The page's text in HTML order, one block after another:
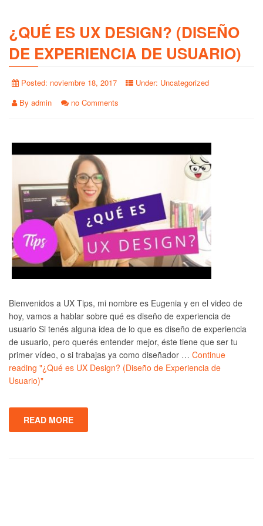
¿QUÉ ES UX DESIGN? (DISEÑO
DE EXPERIENCIA DE USUARIO)
Posted: noviembre 18, 2017 Under: Uncategorized
By admin no Comments
Bienvenidos a UX Tips, mi nombre es Eugenia y en el video de
hoy, vamos a hablar sobre qué es diseño de experiencia de
usuario Si tenés alguna idea de lo que es diseño de experiencia
de usuario, pero querés entender mejor, éste tiene que ser tu
primer vídeo, o si trabajas ya como diseñador … Continue
reading "¿Qué es UX Design? (Diseño de Experiencia de
Usuario)"
READ MORE